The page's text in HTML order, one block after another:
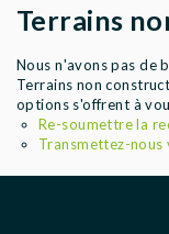
BIENS
ESTIMER
AGENCES
Terrains
Nous n'avons pas de
Terrains non
options s'offrent à
Re-soumettre la
Transmettez-nous